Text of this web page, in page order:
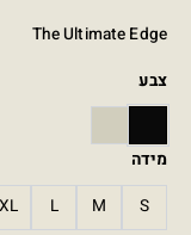
צבע
מידה
S
M
L
XL
The Ultimate Edge